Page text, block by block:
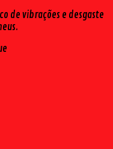
de vibrações e desgaste